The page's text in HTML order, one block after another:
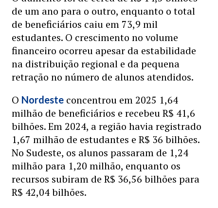
de um ano para o outro, enquanto o total
de beneficiários caiu em 73,9 mil
estudantes. O crescimento no volume
financeiro ocorreu apesar da estabilidade
na distribuição regional e da pequena
retração no número de alunos atendidos.
O Nordeste concentrou em 2025 1,64
milhão de beneficiários e recebeu R$ 41,6
bilhões. Em 2024, a região havia registrado
1,67 milhão de estudantes e R$ 36 bilhões.
No Sudeste, os alunos passaram de 1,24
milhão para 1,20 milhão, enquanto os
recursos subiram de R$ 36,56 bilhões para
R$ 42,04 bilhões.